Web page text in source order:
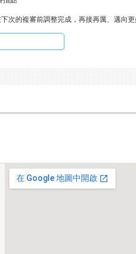
次的複審前調整完成，再接再厲、邁向